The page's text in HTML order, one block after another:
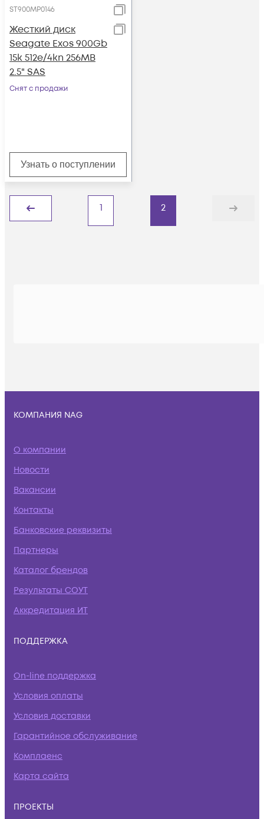
ST900MP0146
Жесткий диск
Seagate Exos 900Gb
15k 512e/4kn 256MB
2.5" SAS
Снят с продажи
Узнать о поступлении
Назад
1 2
Дальше
КОМПАНИЯ NAG
О компании
Новости
Вакансии
Контакты
Банковские реквизиты
Партнеры
Каталог брендов
Результаты СОУТ
Аккредитация ИТ
ПОДДЕРЖКА
On-line поддержка
Условия оплаты
Условия доставки
Гарантийное обслуживание
Комплаенс
Карта сайта
ПРОЕКТЫ